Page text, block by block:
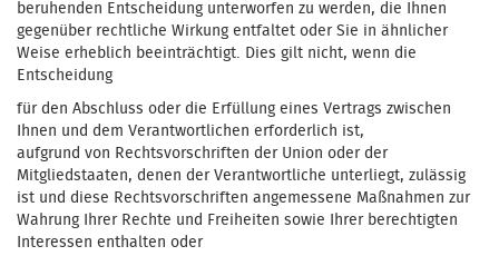
beruhenden Entscheidung unterworfen zu werden, die Ihnen
gegenüber rechtliche Wirkung entfaltet oder Sie in ähnlicher
Weise erheblich beeinträchtigt. Dies gilt nicht, wenn die
Entscheidung
für den Abschluss oder die Erfüllung eines Vertrags zwischen
Ihnen und dem Verantwortlichen erforderlich ist,
aufgrund von Rechtsvorschriften der Union oder der
Mitgliedstaaten, denen der Verantwortliche unterliegt, zulässig
ist und diese Rechtsvorschriften angemessene Maßnahmen zur
Wahrung Ihrer Rechte und Freiheiten sowie Ihrer berechtigten
Interessen enthalten oder